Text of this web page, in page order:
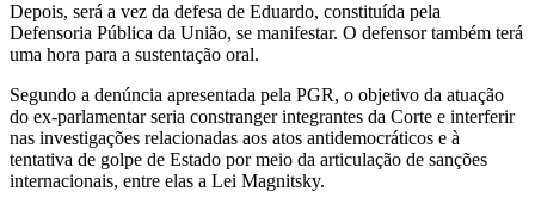
Depois, será a vez da defesa de Eduardo, constituída pela
Defensoria Pública da União, se manifestar. O defensor também terá
uma hora para a sustentação oral.
Segundo a denúncia apresentada pela PGR, o objetivo da atuação
do ex-parlamentar seria constranger integrantes da Corte e interferir
nas investigações relacionadas aos atos antidemocráticos e à
tentativa de golpe de Estado por meio da articulação de sanções
internacionais, entre elas a Lei Magnitsky.